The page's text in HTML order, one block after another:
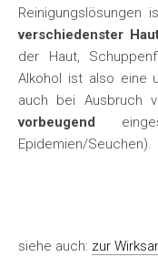
Reinigungslösungen
verschiedenster
der Haut,
Alkohol ist also eine
auch bei Ausbruch
vorbeugend
Epidemien/Seuchen).
siehe auch: zur